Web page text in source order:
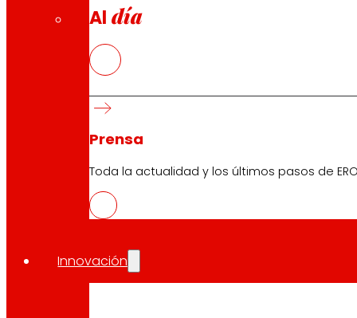
Al día
Prensa
Toda la actualidad y los últimos pasos de
Innovación